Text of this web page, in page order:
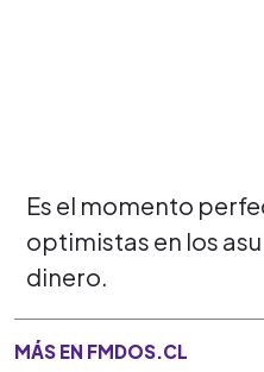
Es el momento
optimistas en los
dinero.
MÁS EN FMDOS.CL